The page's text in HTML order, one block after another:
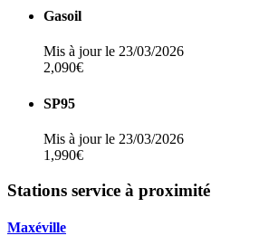
Gasoil
Mis à jour le 23/03/2026
2,090€
SP95
Mis à jour le 23/03/2026
1,990€
Stations service à proximité
Maxéville